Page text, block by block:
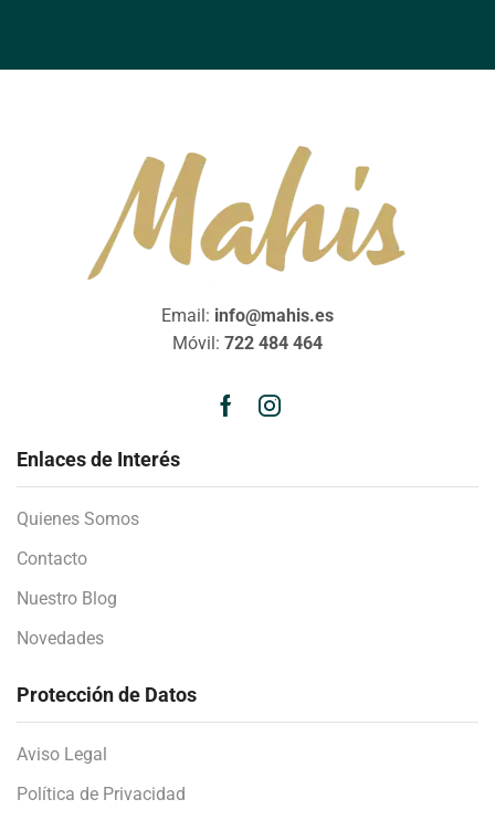
Email: info@mahis.es
Móvil: 722 484 464
Enlaces de Interés
Quienes Somos
Contacto
Nuestro Blog
Novedades
Protección de Datos
Aviso Legal
Política de Privacidad